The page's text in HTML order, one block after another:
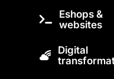
Eshops &
websites
Digital